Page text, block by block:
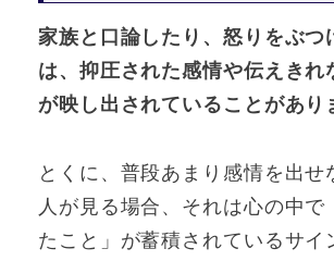
家族と口論したり、怒りをぶつ
は、抑圧された感情や伝えきれ
が映し出されていることがあり
とくに、普段あまり感情を出せ
人が見る場合、それは心の中で
たこと」が蓄積されているサイ